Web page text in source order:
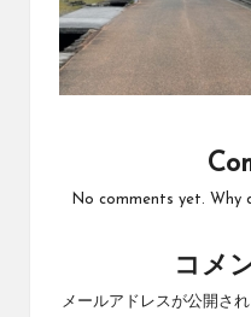
No comments yet. Why
コメ
メールアドレスが公開さ